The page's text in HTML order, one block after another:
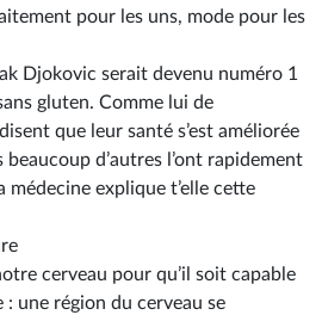
pour les uns, mode pour les
Djokovic serait devenu numéro 1
gluten. Comme lui de
que leur santé s’est améliorée
d’autres l’ont rapidement
médecine explique t’elle cette
cerveau pour qu’il soit capable
une région du cerveau se